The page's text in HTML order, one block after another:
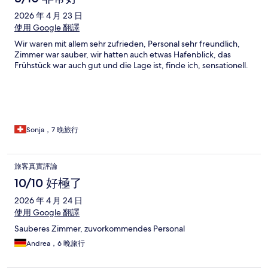
2026 年 4 月 23 日
使用 Google 翻譯
Wir waren mit allem sehr zufrieden, Personal sehr freundlich,
Zimmer war sauber, wir hatten auch etwas Hafenblick, das
Frühstück war auch gut und die Lage ist, finde ich, sensationell.
Sonja，7 晚旅行
旅客真實評論
10/10 好極了
2026 年 4 月 24 日
使用 Google 翻譯
Sauberes Zimmer, zuvorkommendes Personal
Andrea，6 晚旅行